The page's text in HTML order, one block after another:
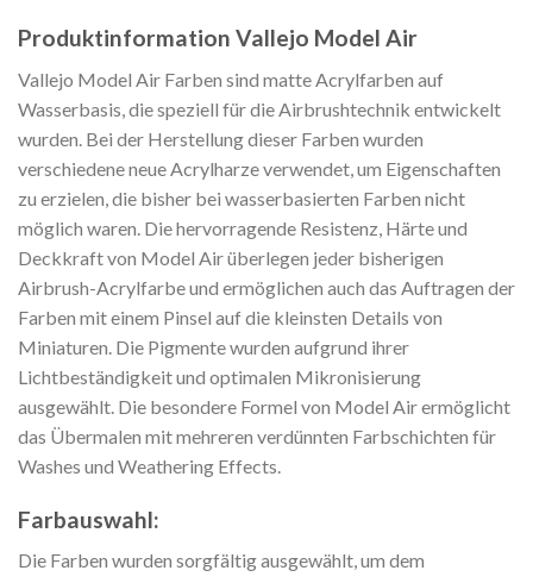
Produktinformation Vallejo Model Air
Vallejo Model Air Farben sind matte Acrylfarben auf
Wasserbasis, die speziell für die Airbrushtechnik entwickelt
wurden. Bei der Herstellung dieser Farben wurden
verschiedene neue Acrylharze verwendet, um Eigenschaften
zu erzielen, die bisher bei wasserbasierten Farben nicht
möglich waren. Die hervorragende Resistenz, Härte und
Deckkraft von Model Air überlegen jeder bisherigen
Airbrush-Acrylfarbe und ermöglichen auch das Auftragen der
Farben mit einem Pinsel auf die kleinsten Details von
Miniaturen. Die Pigmente wurden aufgrund ihrer
Lichtbeständigkeit und optimalen Mikronisierung
ausgewählt. Die besondere Formel von Model Air ermöglicht
das Übermalen mit mehreren verdünnten Farbschichten für
Washes und Weathering Effects.
Farbauswahl:
Die Farben wurden sorgfältig ausgewählt, um dem